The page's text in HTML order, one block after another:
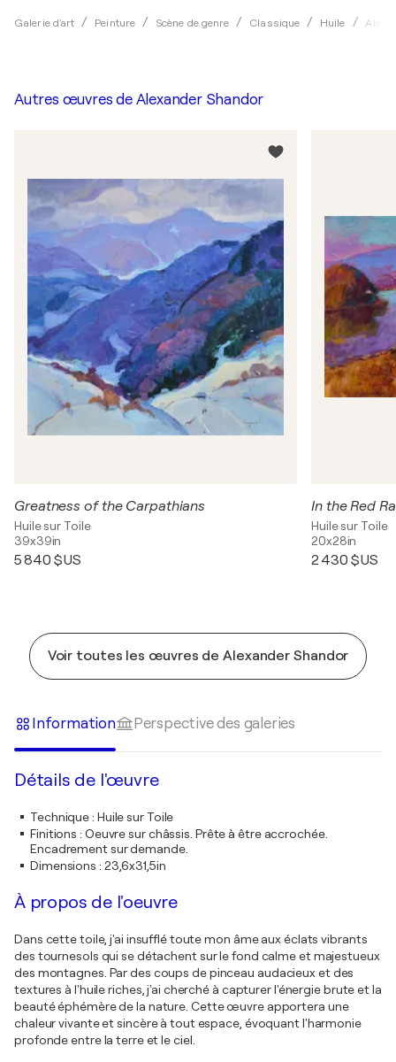
Galerie d'art Peinture Scène de genre Classique Huile
Autres œuvres de Alexander Shandor
Greatness of the Carpathians
Huile sur Toile
39x39in
5 840 $US
In the Red
Huile sur Toile
20x28in
2 430 $US
Voir toutes les œuvres de Alexander Shandor
Information Perspective des galeries
Détails de l'œuvre
Technique: Huile sur Toile
Finitions : Oeuvre sur châssis. Prête à être accrochée.
Encadrement sur demande.
Dimensions : 23,6x31,5in
À propos de l'oeuvre
Dans cette toile, j'ai insufflé toute mon âme aux éclats vibrants
des tournesols qui se détachent sur le fond calme et majestueux
des montagnes. Par des coups de pinceau audacieux et des
textures à l'huile riches, j'ai cherché à capturer l'énergie brute et la
beauté éphémère de la nature. Cette œuvre apportera une
chaleur vivante et sincère à tout espace, évoquant l'harmonie
profonde entre la terre et le ciel.